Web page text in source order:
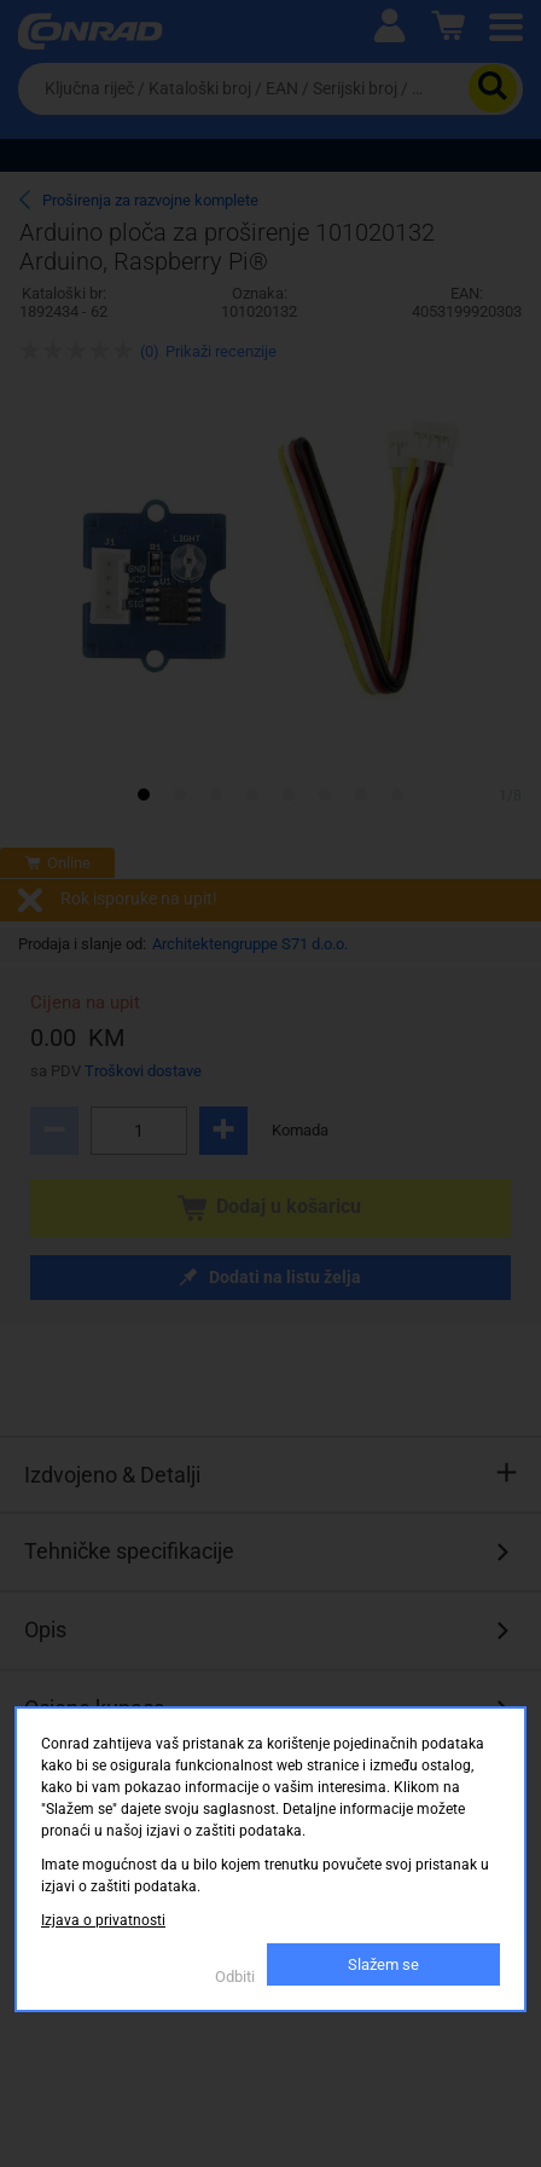
Ova postavka prilagođava asortiman proizvoda i
cijene vašim potrebama.
Pravno lice
Da
biste
potražili
proizvod,
unesite
ključnu
riječ,
kataloški
broj,
EAN
ili
Proširenja za razvojne komplete
Arduino ploča za proširenje 101020132
Arduino, Raspberry Pi®
Kataloški br:
1892434 - 62
Oznaka:
101020132
EAN:
4053199920303
Online
Rok isporuke na upit!
Prodaja i slanje od: Architektengruppe S71 d.o.o.
Cijena na upit
0.00 KM
sa PDV Troškovi dostave
Komada
Dodati na listu želja
(0) Prikaži recenzije
Izdvojeno & Detalji
Jednostavan
upotrebu
jer
povezan
lukom
Grove
Visoka
pouzdanost
osjetljivost
malo
Tehničke specifikacije
Opis
Ocjene kupaca
Conrad zahtijeva vaš pristanak za korištenje pojedinačnih podataka
kako bi se osigurala funkcionalnost web stranice i između ostalog,
kako bi vam pokazao informacije o vašim interesima. Klikom na
"Slažem se" dajete svoju saglasnost. Detaljne informacije možete
pronaći u našoj izjavi o zaštiti podataka.
Imate mogućnost da u bilo kojem trenutku povučete svoj pristanak u
izjavi o zaštiti podataka.
Izjava o privatnosti
Odbiti
Slažem se